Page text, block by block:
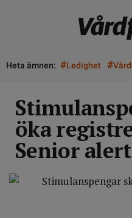
Heta ämnen: #Ledighet #
öka
Senior alert